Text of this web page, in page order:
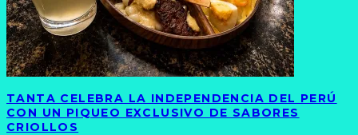
TANTA CELEBRA LA INDEPENDENCIA DEL PERÚ
CON UN PIQUEO EXCLUSIVO DE SABORES
CRIOLLOS